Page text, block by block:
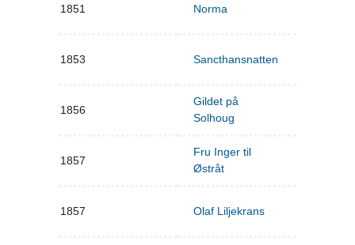
1851 Norma
1853 Sancthansnatten
1856
Gildet på
Solhoug
1857
Fru Inger til
Østråt
1857 Olaf Liljekrans